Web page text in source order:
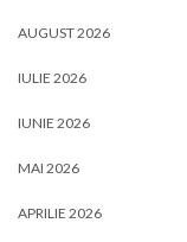
AUGUST 2026
IULIE 2026
IUNIE 2026
MAI 2026
APRILIE 2026